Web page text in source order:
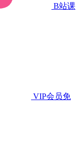
B站课
VIP会员免